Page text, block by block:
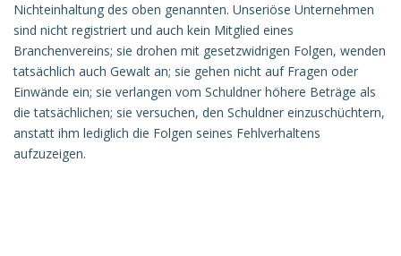
Nichteinhaltung des oben genannten. Unseriöse Unternehmen
sind nicht registriert und auch kein Mitglied eines
Branchenvereins; sie drohen mit gesetzwidrigen Folgen, wenden
tatsächlich auch Gewalt an; sie gehen nicht auf Fragen oder
Einwände ein; sie verlangen vom Schuldner höhere Beträge als
die tatsächlichen; sie versuchen, den Schuldner einzuschüchtern,
anstatt ihm lediglich die Folgen seines Fehlverhaltens
aufzuzeigen.